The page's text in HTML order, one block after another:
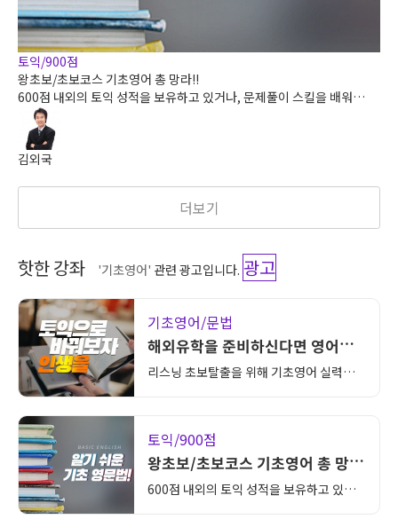
토익/900점
왕초보/초보코스 기초영어 총 망라!!
600점 내외의 토익 성적을 보유하고 있거나, 문제풀이 스킬을 배워
8~900점대 달성을 원하시는 분을위한 강좌입니다.
김외국
더보기
핫한 강좌 '기초영어' 관련 광고입니다. 광고
기초영어/문법
해외유학을 준비하신다면 영어
IELTS 를 준비해야합니다!
리스닝 초보탈출을 위해 기초영어 실력을
토익/900점
왕초보/초보코스 기초영어 총 망
라!!
600점 내외의 토익 성적을 보유하고 있거